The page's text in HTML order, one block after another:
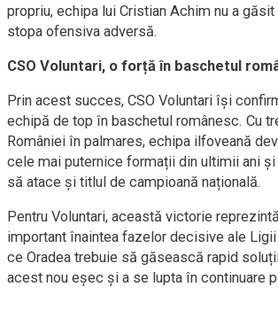
propriu, echipa lui Cristian Achim nu a
stopa ofensiva adversă.
CSO Voluntari, o forță în baschetul
Prin acest succes, CSO Voluntari își
echipă de top în baschetul românesc. Cu
României în palmares, echipa ilfoveană
cele mai puternice formații din ultimii ani
să atace și titlul de campioană națională.
Pentru Voluntari, această victorie
important înaintea fazelor decisive ale
ce Oradea trebuie să găsească rapid
acest nou eșec și a se lupta în continuare